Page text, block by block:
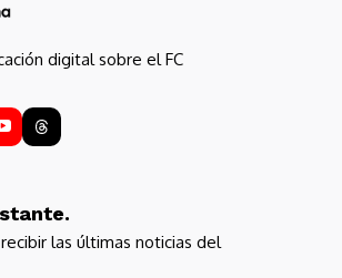
digital sobre el FC
las últimas noticias del